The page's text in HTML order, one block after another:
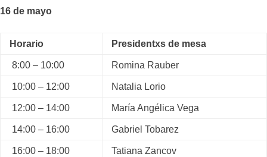
16 de mayo
Horario Presidentxs de mesa
8:00 – 10:00 Romina Rauber
10:00 – 12:00 Natalia Lorio
12:00 – 14:00 María Angélica Vega
14:00 – 16:00 Gabriel Tobarez
16:00 – 18:00 Tatiana Zancov